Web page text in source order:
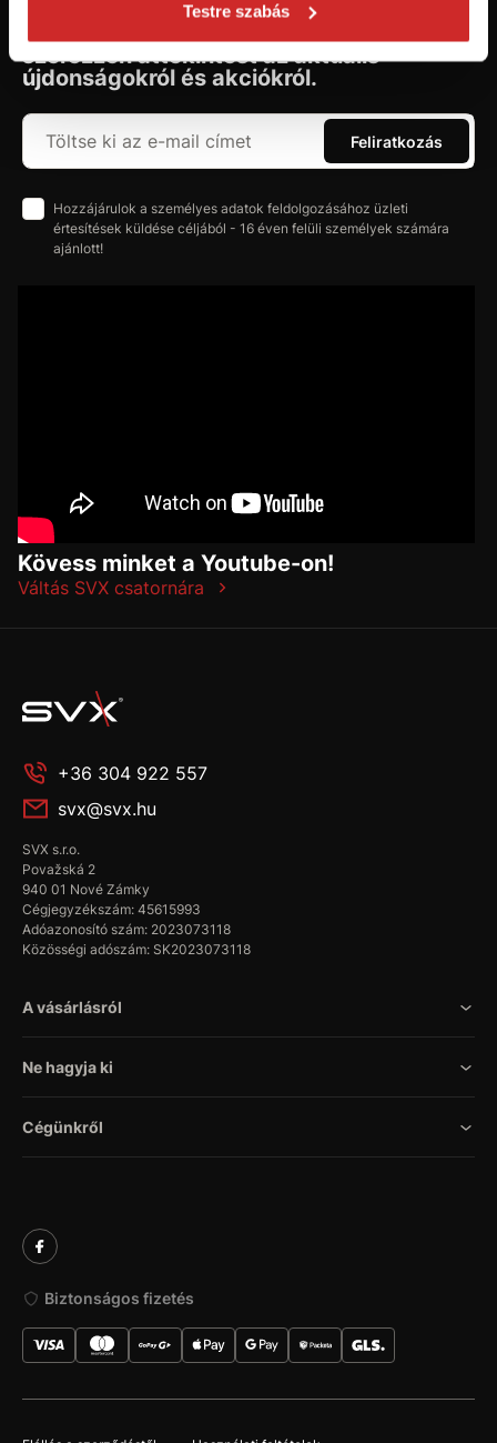
Testre szabás
Először jár az svx.hu-n? Regisztráljon és
szerezzen áttekintést az aktuális
újdonságokról és akciókról.
Feliratkozás
Hozzájárulok a személyes adatok feldolgozásához üzleti
értesítések küldése céljából - 16 éven felüli személyek számára
ajánlott!
Kövess minket a Youtube-on!
Váltás SVX csatornára
+36 304 922 557
svx@svx.hu
SVX s.r.o.
Považská 2
940 01 Nové Zámky
Cégjegyzékszám: 45615993
Adóazonosító szám: 2023073118
Közösségi adószám: SK2023073118
A vásárlásról
Ne hagyja ki
Cégünkről
Biztonságos fizetés